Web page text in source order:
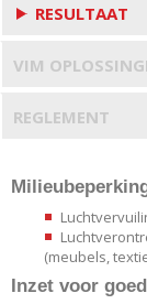
RESULTAAT
VIM
REGLEMENT
(meubels,
Inzet voor